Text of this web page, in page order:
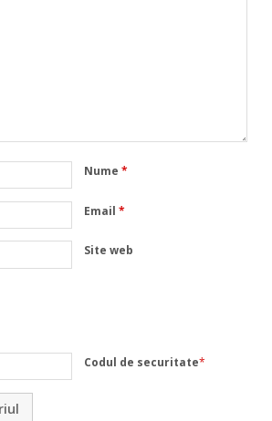
Nume*
Email*
Site web
Codul de securitate*